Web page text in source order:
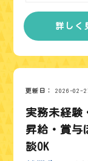
詳しく
更新日 2026-02-
実務未経験
昇給・賞与
談OK